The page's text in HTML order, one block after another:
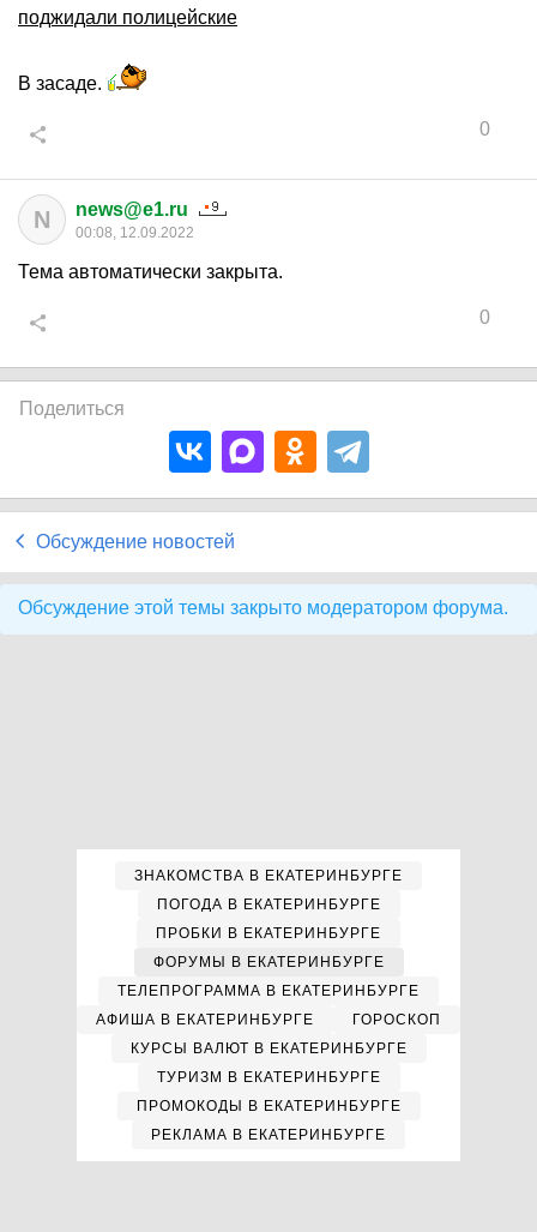
поджидали полицейские
В засаде.
0
N news@e1.ru
00:08, 12.09.2022
Тема автоматически закрыта.
0
Поделиться
Обсуждение новостей
Обсуждение этой темы закрыто модератором форума.
ЗНАКОМСТВА В ЕКАТЕРИНБУРГЕ
ПОГОДА В ЕКАТЕРИНБУРГЕ
ПРОБКИ В ЕКАТЕРИНБУРГЕ
ФОРУМЫ В ЕКАТЕРИНБУРГЕ
ТЕЛЕПРОГРАММА В ЕКАТЕРИНБУРГЕ
АФИША В ЕКАТЕРИНБУРГЕ
ГОРОСКОП
КУРСЫ ВАЛЮТ В ЕКАТЕРИНБУРГЕ
ТУРИЗМ В ЕКАТЕРИНБУРГЕ
ПРОМОКОДЫ В ЕКАТЕРИНБУРГЕ
РЕКЛАМА В ЕКАТЕРИНБУРГЕ